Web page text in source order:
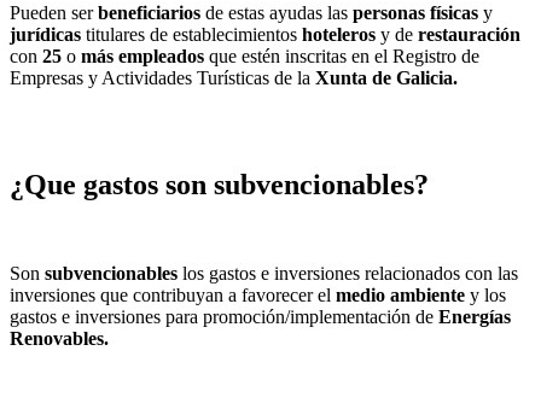
Pueden serbeneficiarios de estas ayudas las personas físicas y
jurídicas titulares de establecimientos hoteleros y de restauración
con 25 o más empleados que estén inscritas en el Registro de
Empresas y Actividades Turísticas de la Xunta de Galicia.
¿Que gastos son subvencionables?
Son subvencionables los gastos e inversiones relacionados con las
inversiones que contribuyan a favorecer el medio ambiente y los
gastos e inversiones para promoción/implementación de Energías
Renovables.